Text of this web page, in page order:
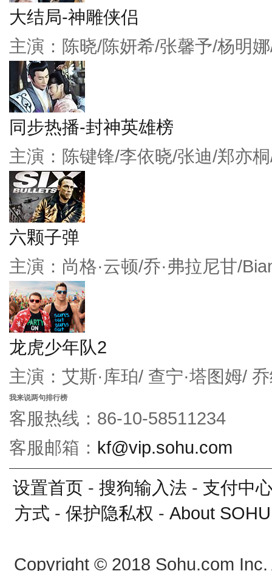
大结局-神雕侠侣
主演：陈晓/陈妍希/张馨予/杨明
同步热播-封神英雄榜
主演：陈键锋/李依晓/张迪/郑亦
六颗子弹
主演：尚格·云顿/乔·弗拉尼甘/
龙虎少年队2
主演：艾斯·库珀/ 查宁·塔图姆/
我来说两句排行榜
客服热线：86-10-58511234
客服邮箱： kf@vip.sohu.com
设置首页 - 搜狗输入法 - 支付中
方式 - 保护隐私权 - About SOHU
Copyright © 2018 Sohu.com